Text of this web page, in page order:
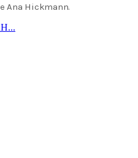
Ana Hickmann.